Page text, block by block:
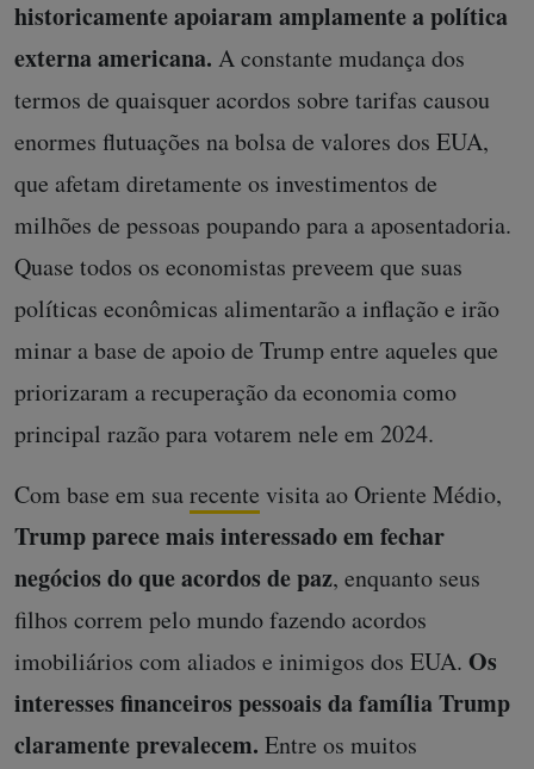
historicamente apoiaram amplamente a política
externa americana. A constante mudança dos
termos de quaisquer acordos sobre tarifas causou
enormes flutuações na bolsa de valores dos EUA,
que afetam diretamente os investimentos de
milhões de pessoas poupando para a aposentadoria.
Quase todos os economistas preveem que suas
políticas econômicas alimentarão a inflação e irão
minar a base de apoio de Trump entre aqueles que
priorizaram a recuperação da economia como
principal razão para votarem nele em 2024.
Com base em suarecente visita ao Oriente Médio,
Trump parece mais interessado em fechar
negócios do que acordos de paz, enquanto seus
filhos correm pelo mundo fazendo acordos
imobiliários com aliados e inimigos dos EUA. Os
interesses financeiros pessoais da família Trump
claramente prevalecem. Entre os muitos